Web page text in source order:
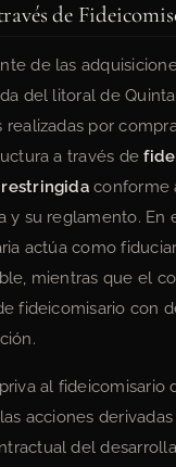
de
de las
del litoral de
por
a través de
restringidaconforme
y su reglamento. En
actúa como
mientras que el
fideicomisario con
al fideicomisario
acciones
del